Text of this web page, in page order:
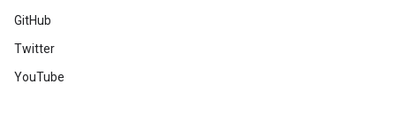
GitHub
Twitter
YouTube